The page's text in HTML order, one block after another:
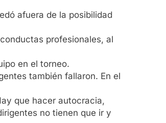
afuera de la posibilidad
profesionales, al
en el torneo.
también fallaron. En el
que hacer autocracia,
no tienen que ir y